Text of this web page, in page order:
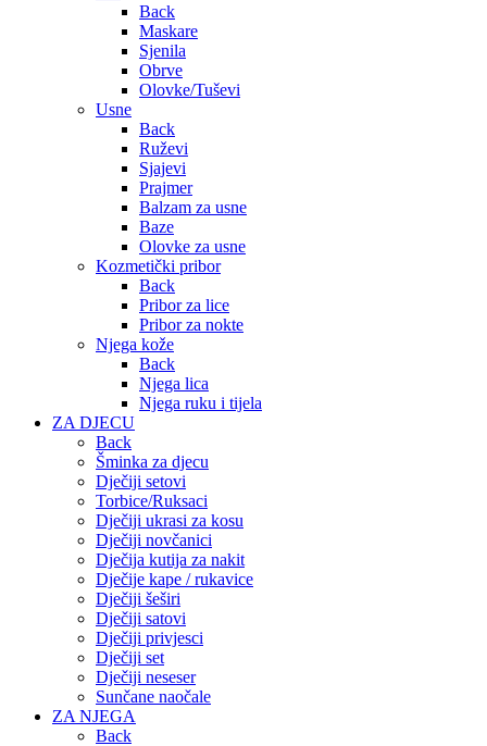
Back
Maskare
Sjenila
Obrve
Olovke/Tuševi
Usne
Back
Ruževi
Sjajevi
Prajmer
Balzam za usne
Baze
Olovke za usne
Kozmetički pribor
Back
Pribor za lice
Pribor za nokte
Njega kože
Back
Njega lica
Njega ruku i tijela
ZA DJECU
Back
Šminka za djecu
Dječiji setovi
Torbice/Ruksaci
Dječiji ukrasi za kosu
Dječiji novčanici
Dječija kutija za nakit
Dječije kape / rukavice
Dječiji šeširi
Dječiji satovi
Dječiji privjesci
Dječiji set
Dječiji neseser
Sunčane naočale
ZA NJEGA
Back